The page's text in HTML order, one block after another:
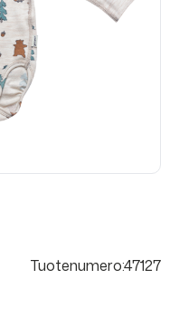
Tuotenumero:47127